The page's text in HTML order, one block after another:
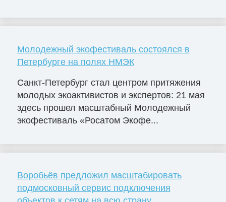
Молодежный экофестиваль состоялся в
Петербурге на полях НМЭК
Санкт-Петербург стал центром притяжения
молодых экоактивистов и экспертов: 21 мая
здесь прошел масштабный Молодежный
экофестиваль «Росатом Экофе...
Воробьёв предложил масштабировать
подмосковный сервис подключения